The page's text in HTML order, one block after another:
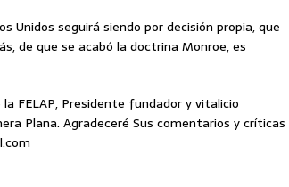
Unidos seguirá siendo por decisión propia, que
de que se acabó la doctrina Monroe, es
FELAP, Presidente fundador y vitalicio
Plana. Agradeceré Sus comentarios y críticas